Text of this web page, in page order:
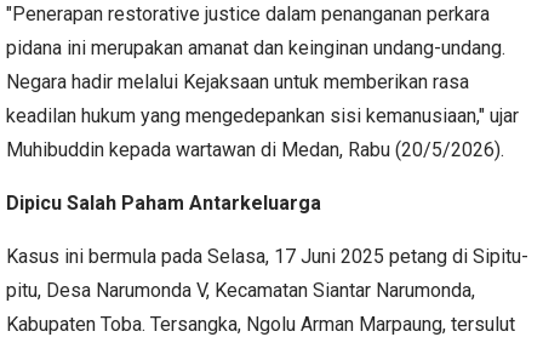
"Penerapan restorative justice dalam penanganan perkara
pidana ini merupakan amanat dan keinginan undang-undang.
Negara hadir melalui Kejaksaan untuk memberikan rasa
keadilan hukum yang mengedepankan sisi kemanusiaan," ujar
Muhibuddin kepada wartawan di Medan, Rabu (20/5/2026).
Dipicu Salah Paham Antarkeluarga
Kasus ini bermula pada Selasa, 17 Juni 2025 petang di Sipitu-
pitu, Desa Narumonda V, Kecamatan Siantar Narumonda,
Kabupaten Toba. Tersangka, Ngolu Arman Marpaung, tersulut